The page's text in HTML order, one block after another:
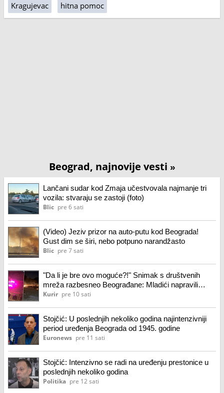
Kragujevac hitna pomoc
Beograd, najnovije vesti »
Lančani sudar kod Zmaja učestvovala najmanje tri
vozila: stvaraju se zastoji (foto)
Blic pre 6 sati
(Video) Jeziv prizor na auto-putu kod Beograda!
Gust dim se širi, nebo potpuno narandžasto
Blic pre 7 sati
"Da li je bre ovo moguće?!" Snimak s društvenih
mreža razbesneo Beograđane: Mladići napravili
bakljadu u naselju Stepan Stepanović, pa izazvali
Kurir pre 10 sati
Stojčić: U poslednjih nekoliko godina najintenzivniji
period uređenja Beograda od 1945. godine
Euronews pre 11 sati
Stojčić: Intenzivno se radi na uređenju prestonice u
poslednjih nekoliko godina
Politika pre 12 sati